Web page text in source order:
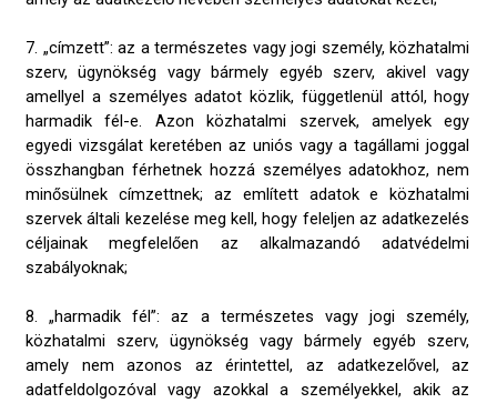
7. „címzett”: az a természetes vagy jogi személy, közhatalmi
szerv, ügynökség vagy bármely egyéb szerv, akivel vagy
amellyel a személyes adatot közlik, függetlenül attól, hogy
harmadik fél-e. Azon közhatalmi szervek, amelyek egy
egyedi vizsgálat keretében az uniós vagy a tagállami joggal
összhangban férhetnek hozzá személyes adatokhoz, nem
minősülnek címzettnek; az említett adatok e közhatalmi
szervek általi kezelése meg kell, hogy feleljen az adatkezelés
céljainak megfelelően az alkalmazandó adatvédelmi
szabályoknak;
8. „harmadik fél”: az a természetes vagy jogi személy,
közhatalmi szerv, ügynökség vagy bármely egyéb szerv,
amely nem azonos az érintettel, az adatkezelővel, az
adatfeldolgozóval vagy azokkal a személyekkel, akik az